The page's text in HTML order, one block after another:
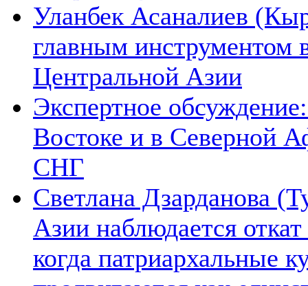
Уланбек Асаналиев
главным инструментом
Центральной Азии
Экспертное
Востоке и в Северной
СНГ
Светлана Дзарданова
Азии наблюдается
когда патриархальные